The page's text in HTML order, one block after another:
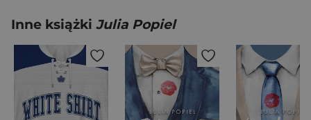
Inne książki Julia Popiel